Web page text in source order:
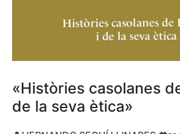
«Històries casolanes
de la seva ètica»